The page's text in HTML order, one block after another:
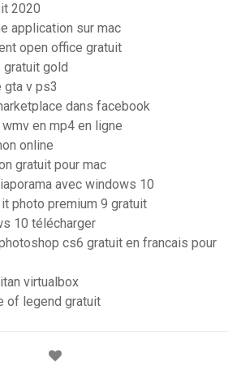
2020
application sur mac
open office gratuit
gold
gta v ps3
dans facebook
en mp4 en ligne
online
gratuit pour mac
avec windows 10
photo premium 9 gratuit
10 télécharger
cs6 gratuit en francais pour
virtualbox
of legend gratuit